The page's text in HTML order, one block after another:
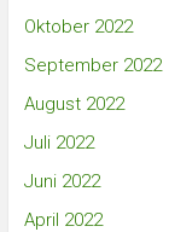
Oktober 2022
September 2022
August 2022
Juli 2022
Juni 2022
April 2022